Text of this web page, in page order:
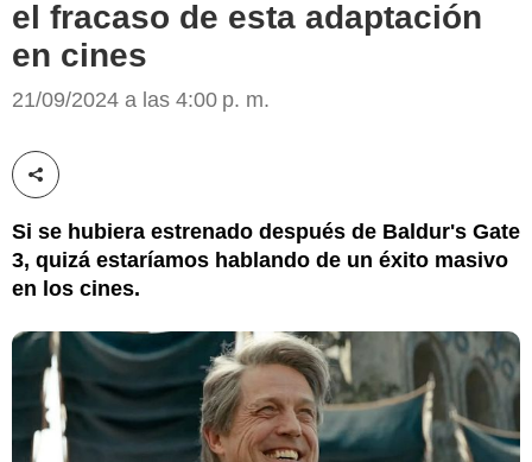
el fracaso de esta adaptación
en cines
21/09/2024 a las 4:00 p. m.
Compartir esta noticia
Si se hubiera estrenado después de Baldur's Gate
3, quizá estaríamos hablando de un éxito masivo
en los cines.